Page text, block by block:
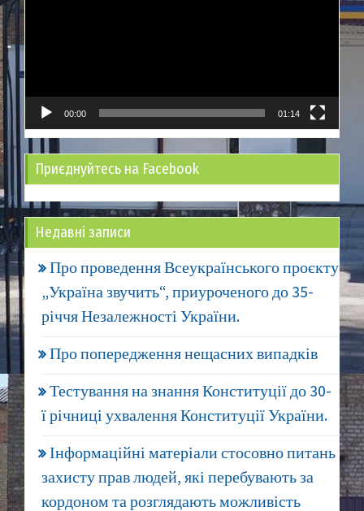
00:00 01:14
Приєднуйтесь на Facebook
Недавні записи
Про проведення Всеукраїнського проєкту
„Україна звучить“, приуроченого до 35-
річчя Незалежності України.
Про попередження нещасних випадків
Тестування на знання Конституції до 30-
ї річниці ухвалення Конституції України.
Інформаційні матеріали стосовно питань
захисту прав людей, які перебувають за
кордоном та розглядають можливість